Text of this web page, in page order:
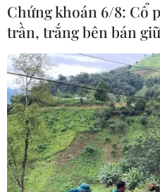
Nhiều nước mong
tác với chính quyền
21/01/2021 06:45
Nhiều nhà lãnh đạo trên
Chứng khoán 6/8: Cổ
trần, trắng bên bán